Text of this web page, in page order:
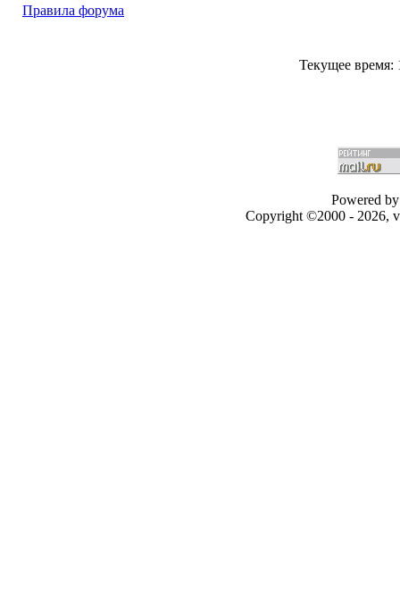
Правила форума
Текущее время:
Powered
Copyright ©2000 - 2026,